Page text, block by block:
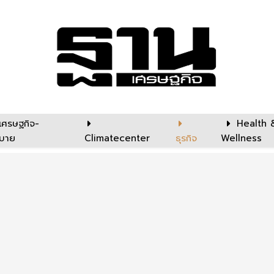
ศรษฐกิจ-
าย
Climatecenter ธุรกิจ
Health
Wellness